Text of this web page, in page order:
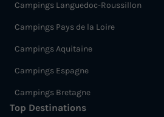
Campings Languedoc-Roussillon
Campings Pays de la Loire
Campings Aquitaine
Campings Espagne
Campings Bretagne
Top Destinations